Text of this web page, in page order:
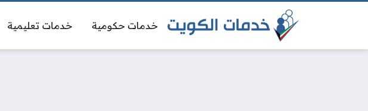
خدمات حكومية خدمات تعليمية